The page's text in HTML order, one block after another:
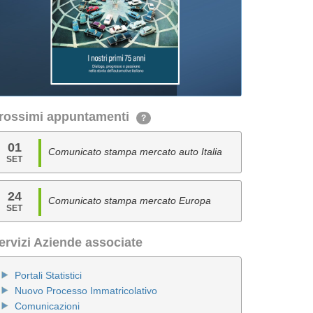
appuntamenti ?
01
SET
Comunicato stampa mercato auto Italia
24
SET
Comunicato stampa mercato Europa
Aziende associate
Portali Statistici
Nuovo Processo Immatricolativo
Comunicazioni